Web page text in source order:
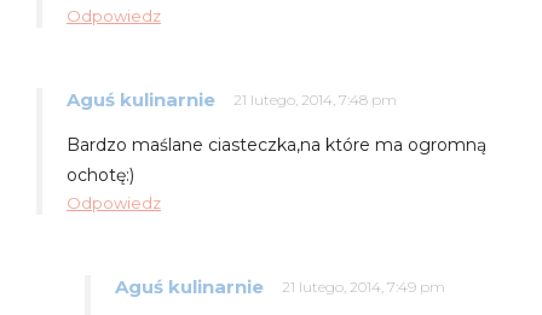
Odpowiedz
Aguś kulinarnie 21 lutego, 2014, 7:48 pm
Bardzo maślane ciasteczka,na które ma ogromną
ochotę:)
Odpowiedz
Aguś kulinarnie 21 lutego, 2014, 7:49 pm